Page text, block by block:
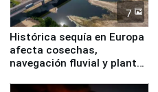
7
Histórica sequía en Europa
afecta cosechas,
navegación fluvial y plantas